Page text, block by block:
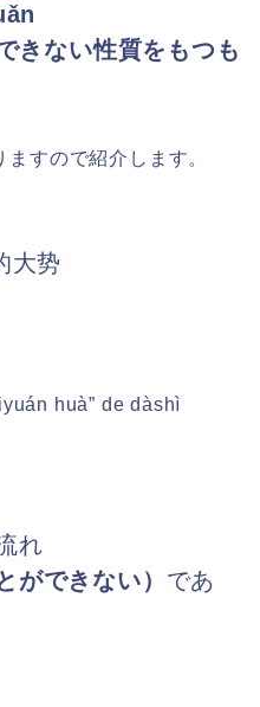
きない性質をもつも
すので紹介します。
大势
huà” de dàshì
れ
ができない） であ